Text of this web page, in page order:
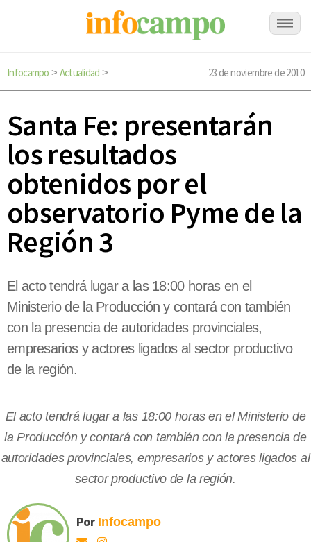
Infocampo > Actualidad > 23 de noviembre de 2010
Santa Fe: presentarán
los resultados
obtenidos por el
observatorio Pyme de la
Región 3
El acto tendrá lugar a las 18:00 horas en el
Ministerio de la Producción y contará con también
con la presencia de autoridades provinciales,
empresarios y actores ligados al sector productivo
de la región.
El acto tendrá lugar a las 18:00 horas en el Ministerio de
la Producción y contará con también con la presencia de
autoridades provinciales, empresarios y actores ligados al
sector productivo de la región.
Por Infocampo